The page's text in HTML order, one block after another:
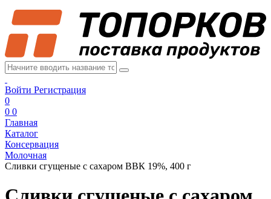
Войти Регистрация
0
0 0
Главная
Каталог
Консервация
Молочная
Сливки сгущеные с сахаром ВВК 19%, 400 г